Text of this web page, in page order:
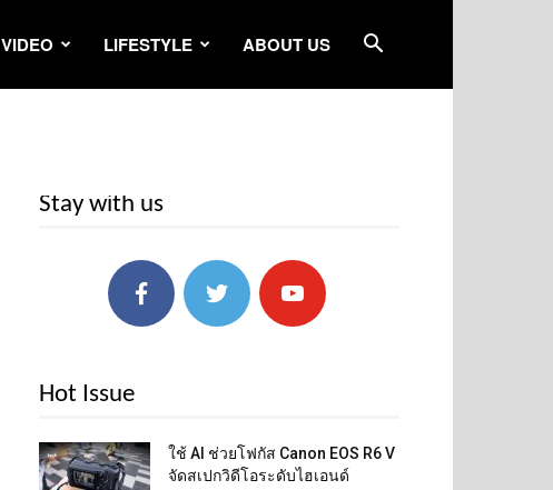
VIDEO LIFESTYLE ABOUT US
Stay with us
Hot Issue
ใช้ AI ช่วยโฟกัส Canon EOS R6 V
จัดสเปกวิดีโอระดับไฮเอนด์